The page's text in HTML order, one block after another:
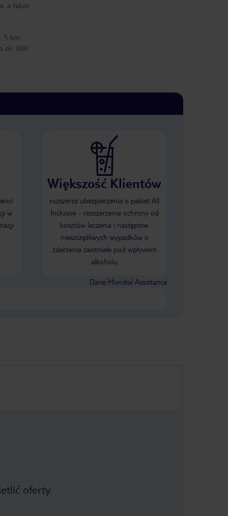
a także
5 km
ok. 800
w
Większość Klientów
rozszerza ubezpieczenia o pakiet All
Inclusive - rozszerzenie ochrony od
kosztów leczenia i następstw
nieszczęśliwych wypadków o
zdarzenia zaistniałe pod wpływem
alkoholu
Dane Mondial Assistance
oferty.